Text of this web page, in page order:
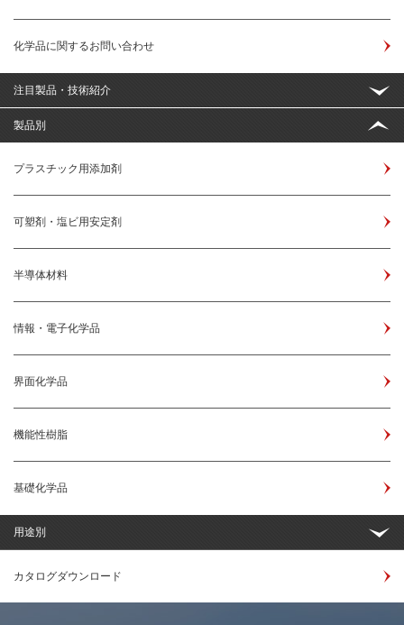
化学品に関するお問い合わせ
注目製品・技術紹介
製品別
プラスチック用添加剤
可塑剤・塩ビ用安定剤
半導体材料
情報・電子化学品
界面化学品
機能性樹脂
基礎化学品
用途別
カタログダウンロード